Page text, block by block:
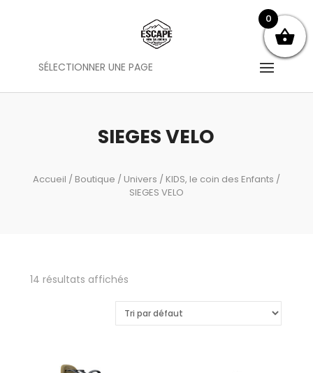
SÉLECTIONNER UNE PAGE
SIEGES VELO
Accueil / Boutique / Univers / KIDS, le coin des Enfants /
SIEGES VELO
14 résultats affichés
0